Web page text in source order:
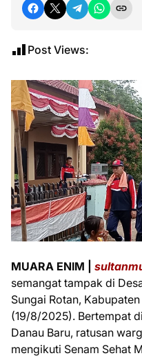
Post Views:
MUARA ENIM |
semangat tampak di
Sungai Rotan,
(19/8/2025). Bertempat
Danau Baru, ratusan
mengikuti Senam Sehat